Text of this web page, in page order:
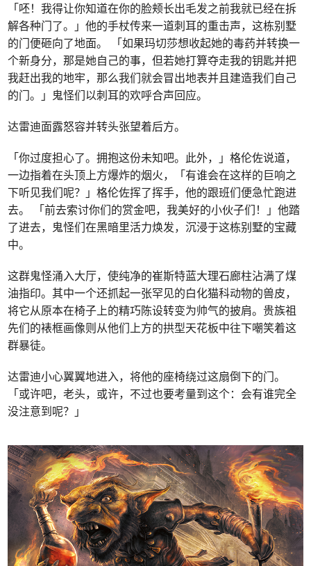
「呸！我得让你知道在你的脸颊长出毛发之前我就已经在拆
解各种门了。」他的手杖传来一道刺耳的重击声，这栋别墅
的门便砸向了地面。 「如果玛切莎想收起她的毒药并转换一
个新身分，那是她自己的事，但若她打算夺走我的钥匙并把
我赶出我的地牢，那么我们就会冒出地表并且建造我们自己
的门。」鬼怪们以刺耳的欢呼合声回应。
达雷迪面露怒容并转头张望着后方。
「你过度担心了。拥抱这份未知吧。此外，」格伦佐说道，
一边指着在头顶上方爆炸的烟火，「有谁会在这样的巨响之
下听见我们呢？」格伦佐挥了挥手，他的跟班们便急忙跑进
去。 「前去索讨你们的赏金吧，我美好的小伙子们！」他踏
了进去，鬼怪们在黑暗里活力焕发，沉浸于这栋别墅的宝藏
中。
这群鬼怪涌入大厅，使纯净的崔斯特蓝大理石廊柱沾满了煤
油指印。其中一个还抓起一张罕见的白化猫科动物的兽皮，
将它从原本在椅子上的精巧陈设转变为帅气的披肩。贵族祖
先们的裱框画像则从他们上方的拱型天花板中往下嘲笑着这
群暴徒。
达雷迪小心翼翼地进入，将他的座椅绕过这扇倒下的门。
「或许吧，老头，或许，不过也要考量到这个：会有谁完全
没注意到呢？」